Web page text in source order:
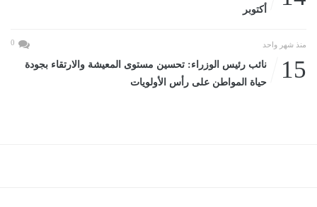
أكتوبر
منذ شهر واحد 0
15
نائب رئيس الوزراء: تحسين مستوى المعيشة والارتقاء بجودة
حياة المواطن على رأس الأولويات